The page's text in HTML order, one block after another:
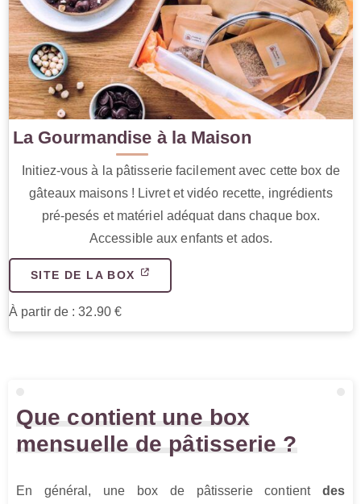
La Gourmandise à la Maison
Initiez-vous à la pâtisserie facilement avec cette box de
gâteaux maisons ! Livret et vidéo recette, ingrédients
pré-pesés et matériel adéquat dans chaque box.
Accessible aux enfants et ados.
SITE DE LA BOX
À partir de : 32.90 €
Que contient une box
mensuelle de pâtisserie ?
En général, une box de pâtisserie contient des